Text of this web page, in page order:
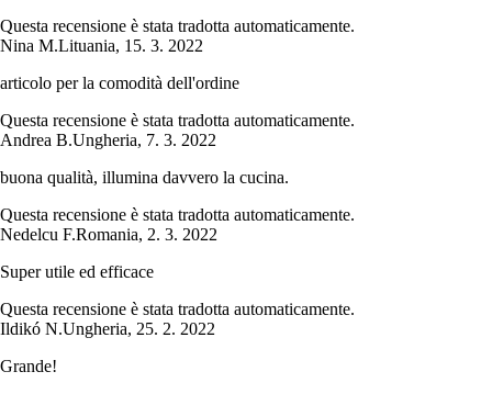
Questa recensione è stata tradotta automaticamente.
Nina M.Lituania, 15. 3. 2022
articolo per la comodità dell'ordine
Questa recensione è stata tradotta automaticamente.
Andrea B.Ungheria, 7. 3. 2022
buona qualità, illumina davvero la cucina.
Questa recensione è stata tradotta automaticamente.
Nedelcu F.Romania, 2. 3. 2022
Super utile ed efficace
Questa recensione è stata tradotta automaticamente.
Ildikó N.Ungheria, 25. 2. 2022
Grande!